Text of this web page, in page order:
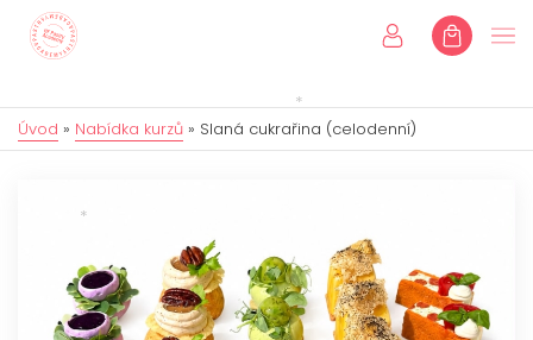
Úvod » Nabídka kurzů » Slaná cukrařina (celodenní)
Úvod
Individuální kurzy
Dětské kurzy